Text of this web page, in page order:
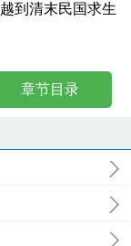
到清末民国求生
章节目录